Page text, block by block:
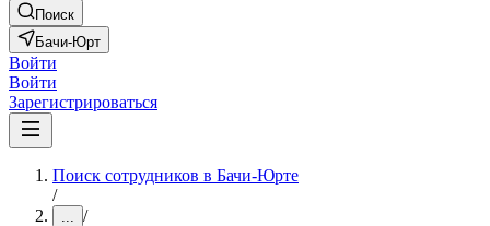
Поиск
Бачи-Юрт
Войти
Войти
Зарегистрироваться
Поиск сотрудников в Бачи-Юрте
/
... /